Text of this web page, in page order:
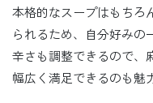
本格的なスープはもちろ
られるため、自分好みの
辛さも調整できるので、
幅広く満足できるのも魅